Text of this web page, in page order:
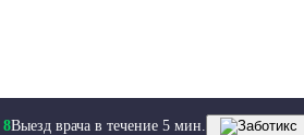
8Выезд врача в течение 5 мин.